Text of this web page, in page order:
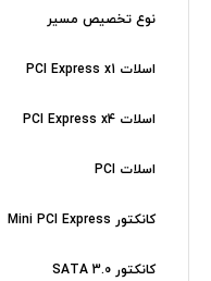
نوع تخصیص مسیر
اسلات PCI Express x1
اسلات PCI Express x4
اسلات PCI
کانکتور Mini PCI Express
کانکتور SATA 3.0